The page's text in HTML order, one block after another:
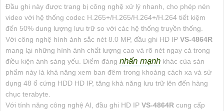
Đầu ghi này được trang bị công nghệ xử lý nhanh, cho phép nén
video với hệ thống codec H.265+/H.265/H.264+/H.264 tiết kiệm
đến 50% dung lượng lưu trữ so với các hệ thống truyền thống.
Với công nghệ hình ảnh sắc nét 8.0 MP, đầu ghi HD IP VS-4864R
mang lại những hình ảnh chất lượng cao và rõ nét ngay cả trong
điều kiện ánh sáng yếu. Điểm đáng nhấn mạnh khác của sản
phẩm này là khả năng xem ban đêm trong khoảng cách xa và sử
dụng 48 ổ cứng HDD HD IP, tăng khả năng lưu trữ lên đến hàng
chục terabyte.
Với tính năng công nghệ AI, đầu ghi HD IP VS-4864R cung cấp